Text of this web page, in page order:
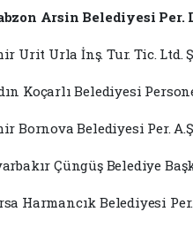
Arsin Belediyesi Per.
Urit Urla İnş. Tur. Tic. Ltd.
Koçarlı Belediyesi
Bornova Belediyesi Per. A.Ş.
Çüngüş Belediye
Harmancık Belediyesi Per.